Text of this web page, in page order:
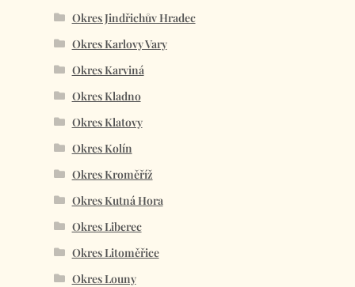
Okres Jindřichův Hradec
Okres Karlovy Vary
Okres Karviná
Okres Kladno
Okres Klatovy
Okres Kolín
Okres Kroměříž
Okres Kutná Hora
Okres Liberec
Okres Litoměřice
Okres Louny